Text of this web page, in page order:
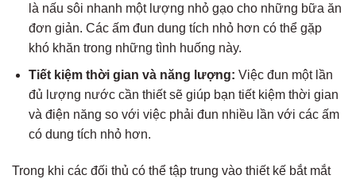
là nấu sôi nhanh một lượng nhỏ gạo cho những bữa ăn
đơn giản. Các ấm đun dung tích nhỏ hơn có thể gặp
khó khăn trong những tình huống này.
Tiết kiệm thời gian và năng lượng: Việc đun một lần
đủ lượng nước cần thiết sẽ giúp bạn tiết kiệm thời gian
và điện năng so với việc phải đun nhiều lần với các ấm
có dung tích nhỏ hơn.
Trong khi các đối thủ có thể tập trung vào thiết kế bắt mắt